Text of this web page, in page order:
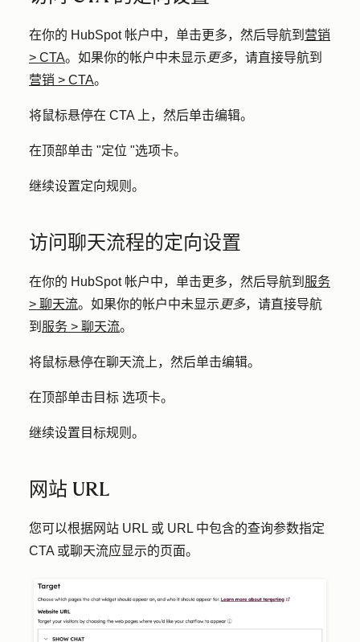
在你的 HubSpot 帐户中，单击更多，然后导航到 营销
> CTA。如果你的帐户中未显示 更多，请直接导航到
营销 > CTA。
将鼠标悬停在 CTA 上，然后单击编辑。
在顶部单击 "定位 "选项卡。
继续设置定向规则。
访问聊天流程的定向设置
在你的 HubSpot 帐户中，单击更多，然后导航到 服务
> 聊天流。如果你的帐户中未显示 更多，请直接导航
到 服务 > 聊天流。
将鼠标悬停在聊天流上，然后单击编辑。
在顶部单击 目标 选项卡。
继续设置目标规则。
网站 URL
您可以根据网站 URL 或 URL 中包含的查询参数指定
CTA 或聊天流应显示的页面。